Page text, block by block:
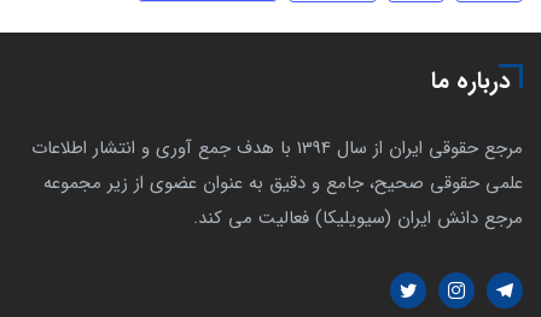
درباره ما
مرجع حقوقی ایران از سال 1394 با هدف جمع آوری و انتشار اطلاعات
علمی حقوقی صحیح، جامع و دقیق به عنوان عضوی از زیر مجموعه
مرجع دانش ایران (سیویلیکا) فعالیت می کند.